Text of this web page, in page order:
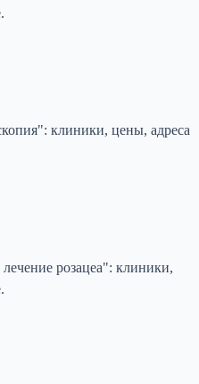
клиники, цены, адреса
розацеа": клиники,